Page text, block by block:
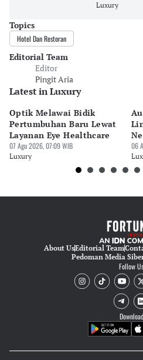
Luxury
Topics
Hotel Dan Restoran
Editorial Team
Editor
Pingit Aria
Latest in Luxury
Optik Melawai Bidik
Pertumbuhan Baru Lewat
Layanan Eye Healthcare
07 Agu 2026, 07:09 WIB
Luxury
06
About UsEditorial Team
Pedoman Media
Follow Us
Download